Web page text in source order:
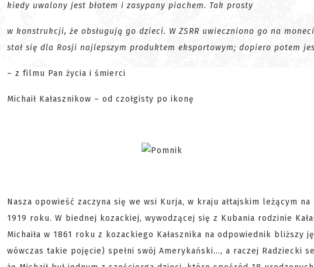
kiedy uwalony jest błotem i zasypany piachem. Tak prosty
w konstrukcji, że obsługują go dzieci. W ZSRR uwieczniono go na
stał się dla Rosji najlepszym produktem eksportowym; dopiero potem
– z filmu Pan życia i śmierci
Michaił Kałasznikow – od czołgisty po ikonę
Nasza opowieść zaczyna się we wsi Kurja, w kraju ałtajskim leżącym
1919 roku. W biednej kozackiej, wywodzącej się z Kubania rodzinie
Michaiła w 1861 roku z kozackiego Kałasznika na odpowiednik
wówczas takie pojęcie) spełni swój Amerykański…, a raczej Radziecki